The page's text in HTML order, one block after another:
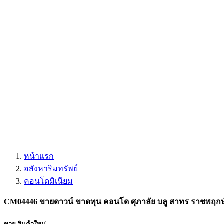
หน้าแรก
อสังหาริมทรัพย์
คอนโดมิเนียม
CM04446 ขายดาวน์ ขาดทุน คอนโด ศุภาลัย บลู สาทร ราชพฤก